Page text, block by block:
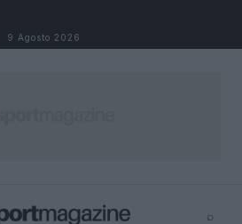
9 Agosto 2026
⌕